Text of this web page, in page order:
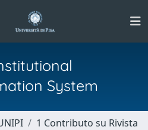
System
1 Contributo su Rivista